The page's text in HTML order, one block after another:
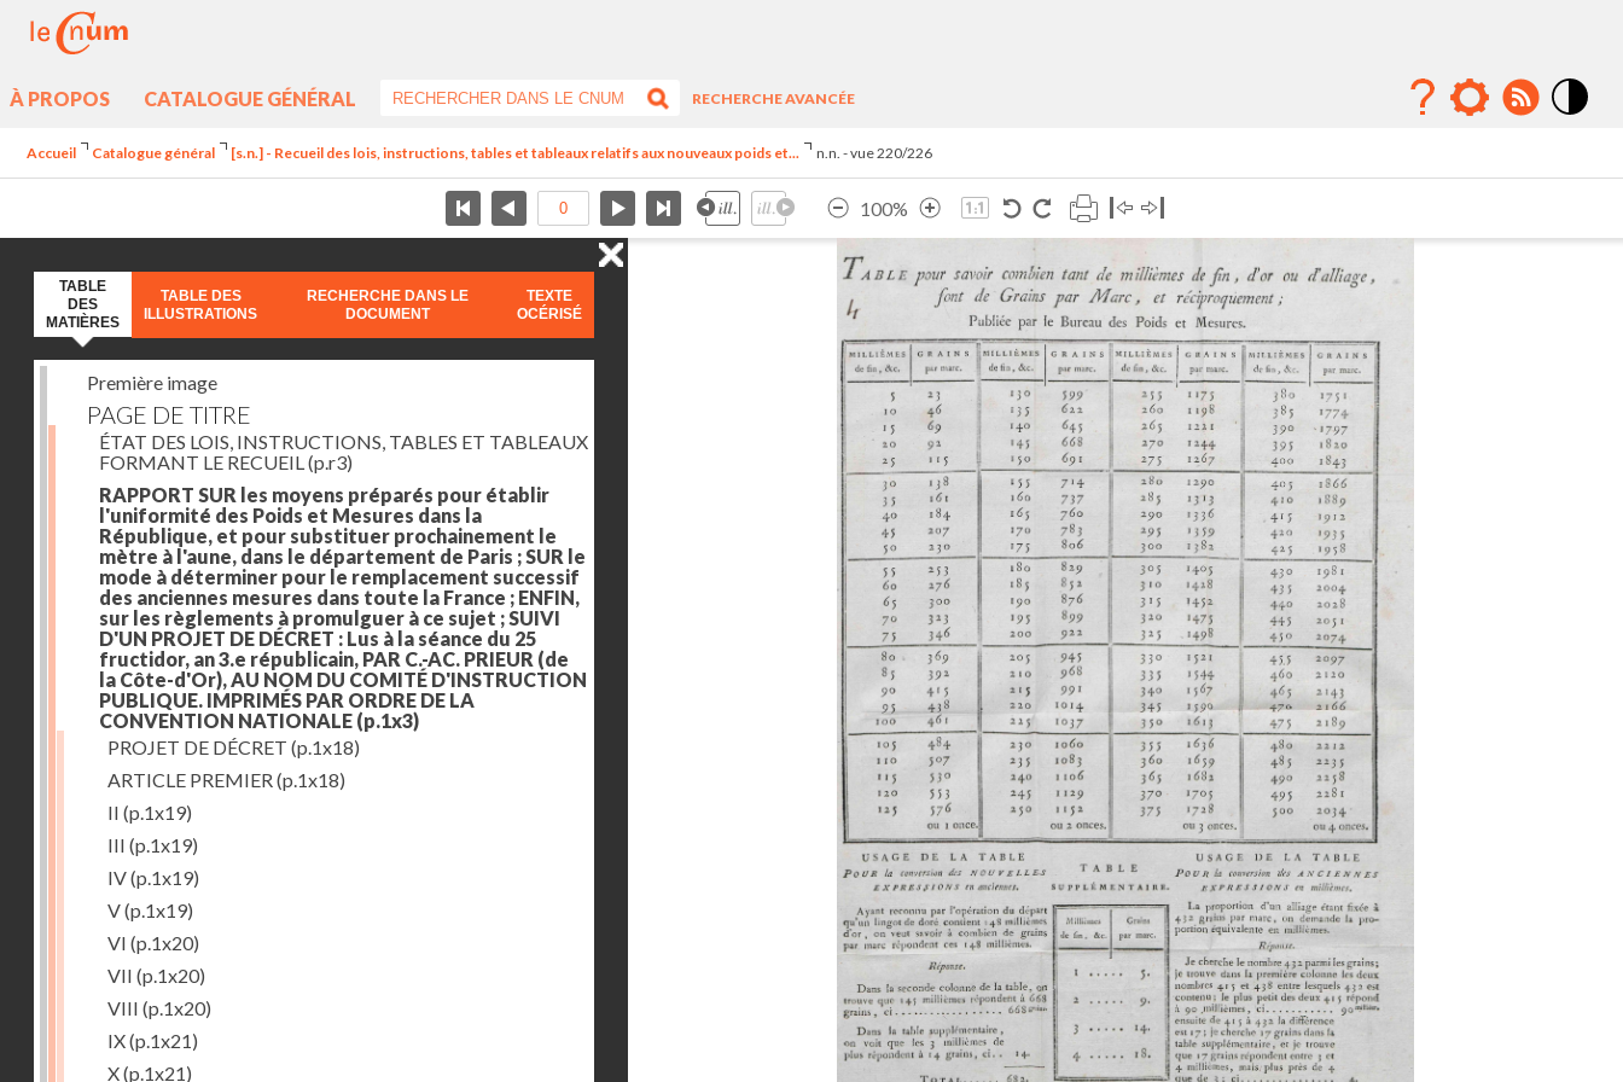
À PROPOS CATALOGUE GÉNÉRAL
RECHERCHE AVANCÉE
Accueil Catalogue général [s.n.] - Recueil des lois, instructions, tables et tableaux relatifs aux nouveaux poids et... n.n. - vue 220/226
100%
TABLE
DES
MATIÈRES
TABLE DES
ILLUSTRATIONS
RECHERCHE DANS LE
DOCUMENT
TEXTE
OCÉRISÉ
Première image
PAGE DE TITRE
ÉTAT DES LOIS, INSTRUCTIONS, TABLES ET TABLEAUX
FORMANT LE RECUEIL(p.r3)
RAPPORT SUR les moyens préparés pour établir
l'uniformité des Poids et Mesures dans la
République, et pour substituer prochainement le
mètre à l'aune, dans le département de Paris ; SUR le
mode à déterminer pour le remplacement successif
des anciennes mesures dans toute la France ; ENFIN,
sur les règlements à promulguer à ce sujet ; SUIVI
D'UN PROJET DE DÉCRET : Lus à la séance du 25
fructidor, an 3.e républicain, PAR C.-AC. PRIEUR (de
la Côte-d'Or), AU NOM DU COMITÉ D'INSTRUCTION
PUBLIQUE. IMPRIMÉS PAR ORDRE DE LA
CONVENTION NATIONALE (p.1x3)
PROJET DE DÉCRET (p.1x18)
ARTICLE PREMIER(p.1x18)
II (p.1x19)
III (p.1x19)
IV(p.1x19)
V(p.1x19)
VI (p.1x20)
VII (p.1x20)
VIII (p.1x20)
IX(p.1x21)
X(p.1x21)